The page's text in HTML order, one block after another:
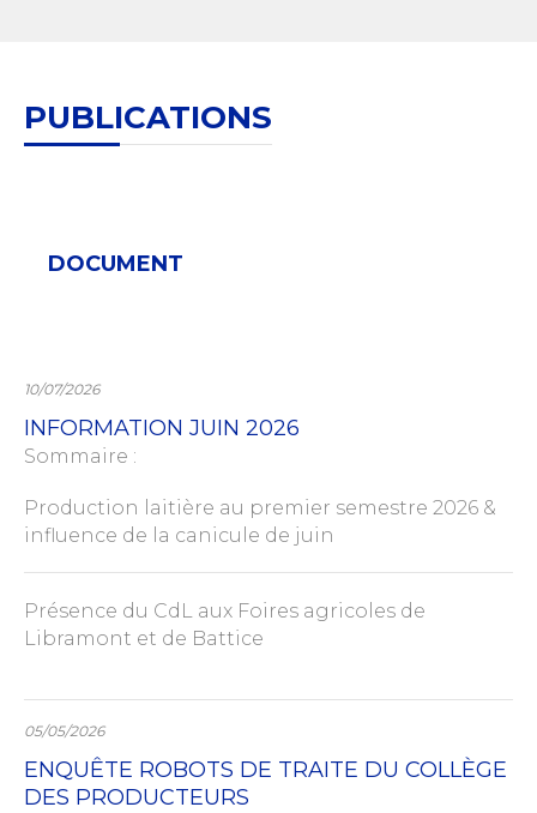
PUBLICATIONS
DOCUMENT
10/07/2026
INFORMATION JUIN 2026
Sommaire :
Production laitière au premier semestre 2026 &
influence de la canicule de juin
Présence du CdL aux Foires agricoles de
Libramont et de Battice
05/05/2026
ENQUÊTE ROBOTS DE TRAITE DU COLLÈGE
DES PRODUCTEURS